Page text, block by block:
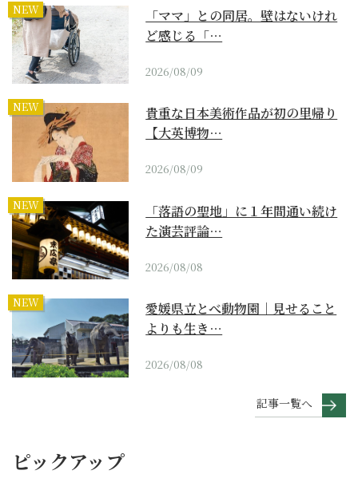
NEW
「ママ」との同居。壁はないけれ
ど感じる「…
2026/08/09
NEW
貴重な日本美術作品が初の里帰り
【大英博物…
2026/08/09
NEW
「落語の聖地」に１年間通い続け
た演芸評論…
2026/08/08
NEW
愛媛県立とべ動物園｜見せること
よりも生き…
2026/08/08
記事一覧へ
ピックアップ